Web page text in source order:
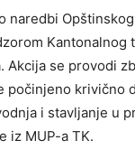
naredbi
Kantonalnog
Akcija se provodi
počinjeno krivično
i stavljanje u
iz MUP-a TK.